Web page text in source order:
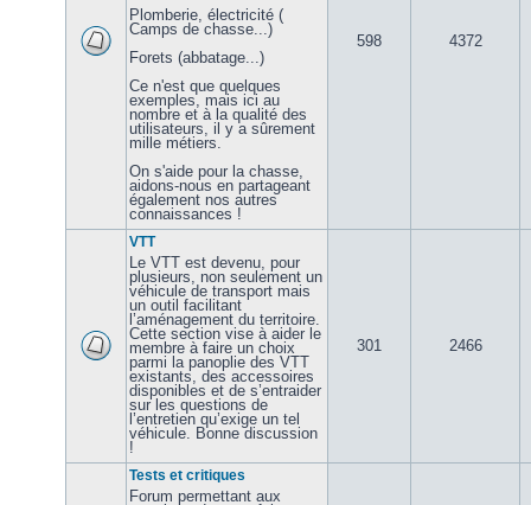
Plomberie, électricité (
Camps de chasse...)
Forets (abbatage...)
Ce n'est que quelques
exemples, mais ici au
nombre et à la qualité des
utilisateurs, il y a sûrement
mille métiers.
On s'aide pour la chasse,
aidons-nous en partageant
également nos autres
connaissances !
598 4372
VTT
Le VTT est devenu, pour
plusieurs, non seulement un
véhicule de transport mais
un outil facilitant
l’aménagement du territoire.
Cette section vise à aider le
membre à faire un choix
parmi la panoplie des VTT
existants, des accessoires
disponibles et de s’entraider
sur les questions de
l’entretien qu’exige un tel
véhicule. Bonne discussion
!
301 2466
Tests et critiques
Forum permettant aux